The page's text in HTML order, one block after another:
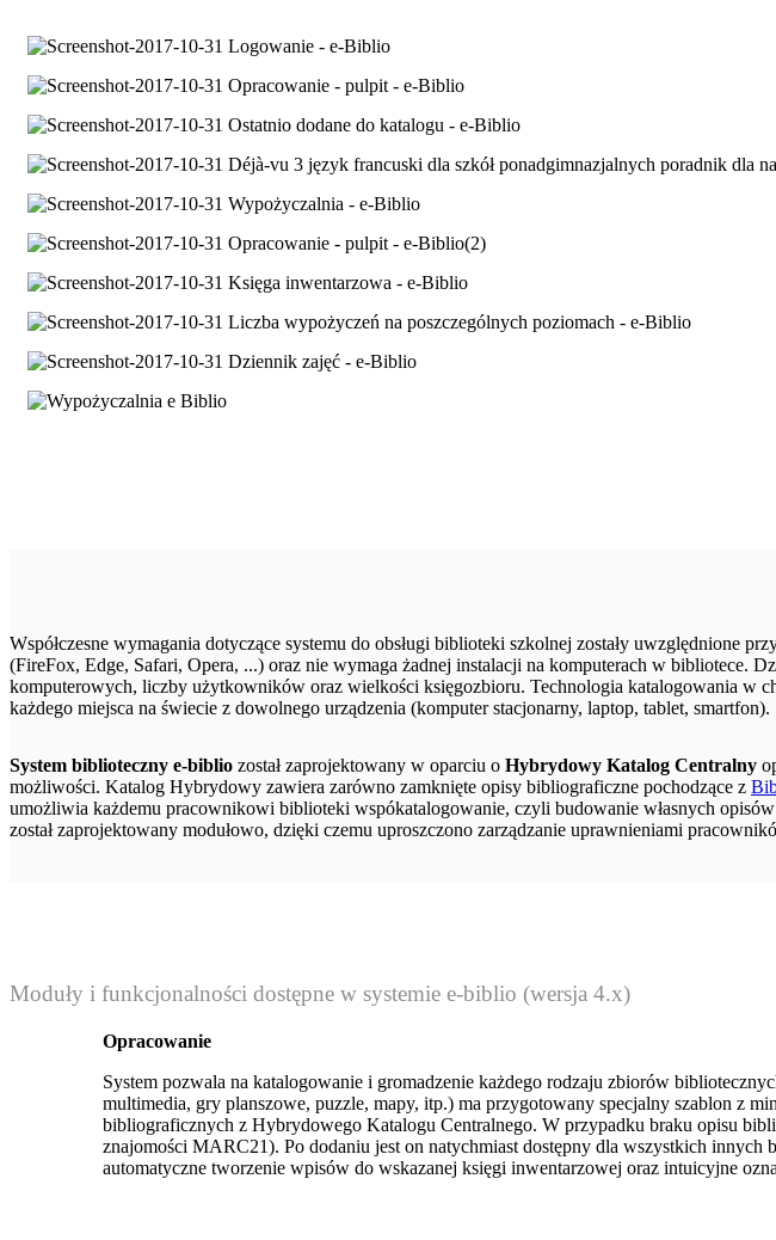
Współczesne wymagania dotyczące systemu do obsługi biblioteki szkolnej zostały uwzględnione
(FireFox, Edge, Safari, Opera, ...) oraz nie wymaga żadnej instalacji na komputerach w bibliotece.
komputerowych, liczby użytkowników oraz wielkości księgozbioru. Technologia katalogowania w
każdego miejsca na świecie z dowolnego urządzenia (komputer stacjonarny, laptop, tablet, smartfon).
System biblioteczny e-biblio został zaprojektowany w oparciu o Hybrydowy Katalog Centralny
możliwości. Katalog Hybrydowy zawiera zarówno zamknięte opisy bibliograficzne pochodzące z
umożliwia każdemu pracownikowi biblioteki wspókatalogowanie, czyli budowanie własnych
został zaprojektowany modułowo, dzięki czemu uproszczono zarządzanie uprawnieniami
Moduły i funkcjonalności dostępne w systemie e-biblio (wersja 4.x)
Opracowanie
System pozwala na katalogowanie i gromadzenie każdego rodzaju zbiorów
multimedia, gry planszowe, puzzle, mapy, itp.) ma przygotowany specjalny szablon z
bibliograficznych z Hybrydowego Katalogu Centralnego. W przypadku braku opisu
znajomości MARC21). Po dodaniu jest on natychmiast dostępny dla wszystkich
automatyczne tworzenie wpisów do wskazanej księgi inwentarzowej oraz intuicyjne